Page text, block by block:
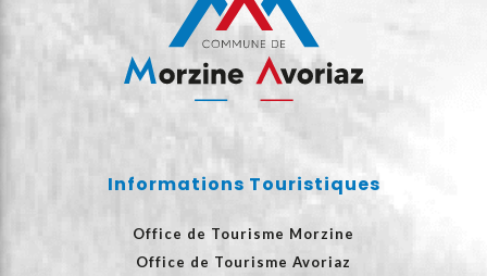
Informations Touristiques
Office de Tourisme Morzine
Office de Tourisme Avoriaz